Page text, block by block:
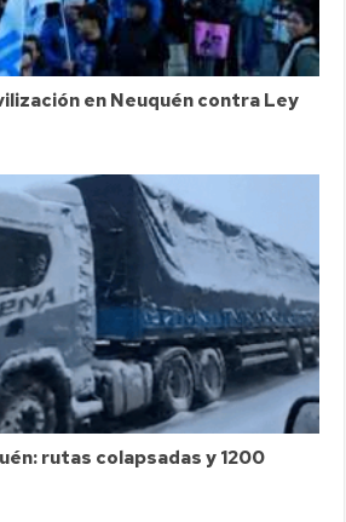
en Neuquén contra Ley
rutas colapsadas y 1200